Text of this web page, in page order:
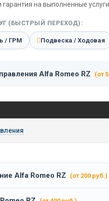
на выполненные услуги.
(БЫСТРЫЙ ПЕРЕХОД):
/ ГРМ Подвеска / Ходовая
Alfa Romeo RZ (от
Alfa Romeo RZ (от 200 руб.)